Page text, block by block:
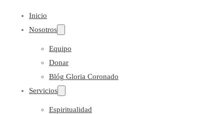
Inicio
Nosotros
Equipo
Donar
Blóg Gloria Coronado
Servicios
Espiritualidad